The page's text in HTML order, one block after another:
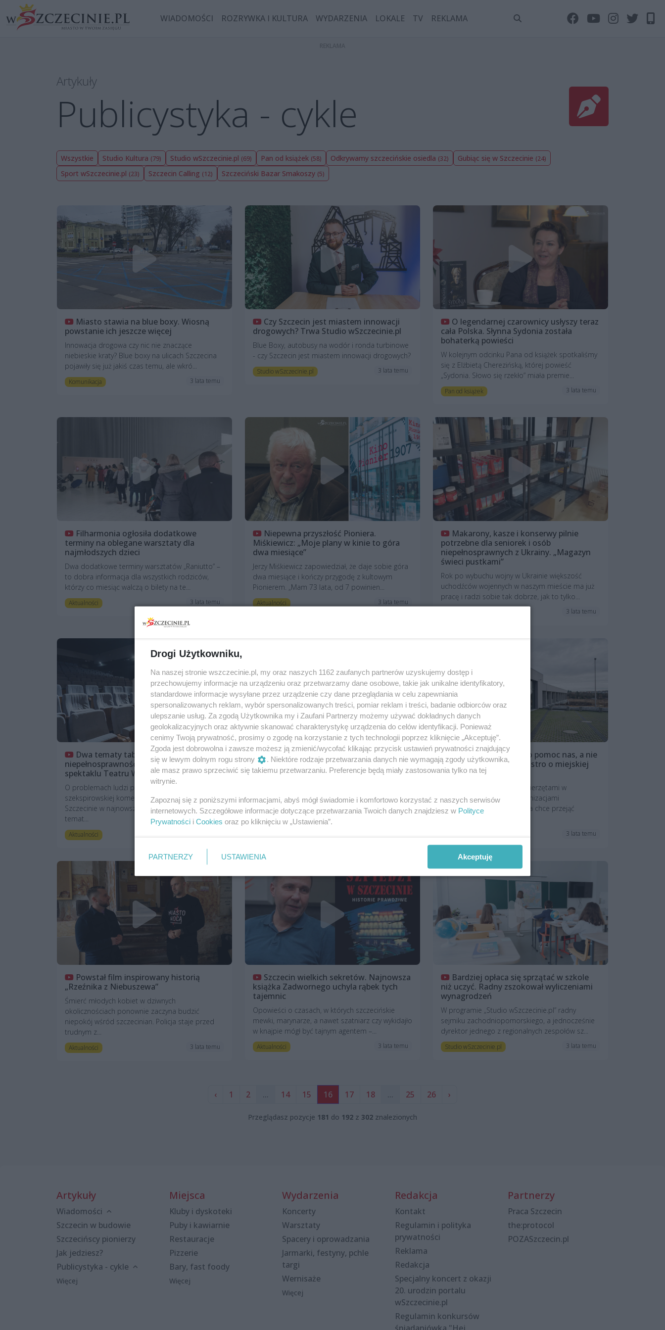
WIADOMOŚCI ROZRYWKA I KULTURA WYDARZENIA LOKALE TV REKLAMA
Artykuły
Publicystyka - cykle
Wszystkie Studio Kultura (79) Studio wSzczecinie.pl (69) Pan od książek (58) Odkrywamy szczecińskie osiedla (32) Gubiąc się w Szczecinie (24)
Sport wSzczecinie.pl (23) Szczecin Calling (12) Szczeciński Bazar Smakoszy (5)
Miasto stawia na blue boxy. Wiosną
powstanie ich jeszcze więcej
Innowacja drogowa czy nic nie znaczące
niebieskie kraty? Blue boxy na ulicach Szczecina
pojawiły się już jakiś czas temu, ale wkró...
Komunikacja 3 lata temu
Czy Szczecin jest miastem innowacji
drogowych? Trwa Studio wSzczecinie.pl
Blue Boxy, autobusy na wodór i ronda turbinowe
- czy Szczecin jest miastem innowacji drogowych?
Studio wSzczecinie.pl 3 lata temu
O legendarnej czarownicy usłyszy teraz
cała Polska. Słynna Sydonia została
bohaterką powieści
W kolejnym odcinku Pana od książek spotkaliśmy
się z Elżbietą Cherezińską, której powieść
„Sydonia. Słowo się rzekło” miała premie...
Pan od książek 3 lata temu
Filharmonia ogłosiła dodatkowe
terminy na oblegane warsztaty dla
najmłodszych dzieci
Dwa dodatkowe terminy warsztatów „Raniutto” –
to dobra informacja dla wszystkich rodziców,
którzy co miesiąc walczą o bilety na te...
Aktualności 3 lata temu
Niepewna przyszłość Pioniera.
Miśkiewicz: „Moje plany w kinie to góra
dwa miesiące”
Jerzy Miśkiewicz zapowiedział, że daje sobie góra
dwa miesiące i kończy przygodę z kultowym
Pionierem. „Mam 73 lata, od 7 powinien...
Aktualności 3 lata temu
Makarony, kasze i konserwy pilnie
potrzebne dla seniorek i osób
niepełnosprawnych z Ukrainy. „Magazyn
świeci pustkami”
Rok po wybuchu wojny w Ukrainie większość
uchodźców wojennych w naszym mieście ma już
pracę i radzi sobie tak dobrze, jak to tylko...
3 lata temu
Dwa tematy tabu: seksualność i
niepełnosprawność w najnowszym
spektaklu Teatru Współczesnego
O problemach ludzi przez pryzmat
szekspirowskiej komedii – Teatr Współczesny w
Szczecinie w najnowszym spektaklu poruszy dwa
temat...
Aktualności
„Kondensacja pary wodnej” przyczyną
kałuż w Teatrze Letnim. Radny: „Nie wiem
do końca, co się stało”
zdementowała stanowczo Szczecińska Agencja
Artystyczna. Dochodzi tam jednak do
„kondensacji...
„Mieszkańcy proszą o pomoc nas, a nie
schronisko”. Aktywiści ostro o miejskiej
opiece nad zwierzętami
Towarzystwo Opieki nad Zwierzętami w
porozumieniu z innymi organizacjami
prozwierzęcymi ze Szczecina chce przejąć
3 lata temu
Powstał film inspirowany historią
„Rzeźnika z Niebuszewa”
Śmierć młodych kobiet w dziwnych
okolicznościach ponownie zaczyna budzić
niepokój wśród szczecinian. Policja staje przed
trudnym z...
Aktualności 3 lata temu
Szczecin wielkich sekretów. Najnowsza
książka Zadwornego uchyla rąbek tych
tajemnic
Opowieści o czasach, w których szczecińskie
mewki, marynarze, a nawet szatniarz czy wykidajło
w knajpie mógł być tajnym agentem –...
Aktualności 3 lata temu
Bardziej opłaca się sprzątać w szkole
niż uczyć. Radny zszokował wyliczeniami
wynagrodzeń
W programie „Studio wSzczecinie.pl” radny
sejmiku zachodniopomorskiego, a jednocześnie
dyrektor jednego z regionalnych zespołów sz...
Studio wSzczecinie.pl 3 lata temu
‹ 1 2 ... 14 15 16 17 18 ... 25 26 ›
Przeglądasz pozycje 181 do 192 z 302 znalezionych
Artykuły
Wiadomości
Szczecin w budowie
Szczecińscy pionierzy
Jak jedziesz?
Publicystyka - cykle
Więcej
Miejsca
Kluby i dyskoteki
Puby i kawiarnie
Restauracje
Pizzerie
Bary, fast foody
Więcej
Wydarzenia
Koncerty
Warsztaty
Spacery i oprowadzania
Jarmarki, festyny, pchle
targi
Wernisaże
Więcej
Redakcja
Kontakt
Regulamin i polityka
prywatności
Reklama
Redakcja
Specjalny koncert z okazji
20. urodzin portalu
wSzczecinie.pl
Regulamin konkursów
Partnerzy
Praca Szczecin
the:protocol
POZASzczecin.pl
Drogi Użytkowniku,
Na naszej stronie wszczecinie.pl, my oraz naszych 1162 zaufanych partnerów uzyskujemy dostęp i
przechowujemy informacje na urządzeniu oraz przetwarzamy dane osobowe, takie jak unikalne identyfikatory,
standardowe informacje wysyłane przez urządzenie czy dane przeglądania w celu zapewniania
spersonalizowanych reklam, wybór spersonalizowanych treści, pomiar reklam i treści, badanie odbiorców oraz
ulepszanie usług. Za zgodą Użytkownika my i Zaufani Partnerzy możemy używać dokładnych danych
geolokalizacyjnych oraz aktywnie skanować charakterystykę urządzenia do celów identyfikacji. Ponieważ
cenimy Twoją prywatność, prosimy o zgodę na korzystanie z tych technologii poprzez kliknięcie „Akceptuję”.
Zgoda jest dobrowolna i zawsze możesz ją zmienić/wycofać klikając przycisk ustawień prywatności znajdujący
się w lewym dolnym rogu strony
. Niektóre rodzaje przetwarzania danych nie wymagają zgody użytkownika,
ale masz prawo sprzeciwić się takiemu przetwarzaniu. Preferencje będą miały zastosowania tylko na tej
witrynie.
Zapoznaj się z poniższymi informacjami, abyś mógł świadomie i komfortowo korzystać z naszych serwisów
internetowych. Szczegółowe informacje dotyczące przetwarzania Twoich danych znajdziesz w Polityce
Prywatności i Cookies oraz po kliknięciu w „Ustawienia”.
PARTNERZY USTAWIENIA Akceptuję